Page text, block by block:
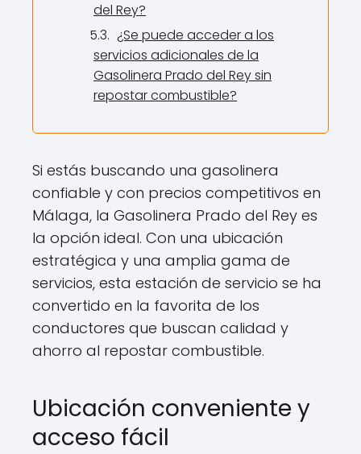
del Rey?
¿Se puede acceder a los
servicios adicionales de la
Gasolinera Prado del Rey sin
repostar combustible?
Si estás buscando una gasolinera
confiable y con precios competitivos en
Málaga, la Gasolinera Prado del Rey es
la opción ideal. Con una ubicación
estratégica y una amplia gama de
servicios, esta estación de servicio se ha
convertido en la favorita de los
conductores que buscan calidad y
ahorro al repostar combustible.
Ubicación conveniente y
acceso fácil